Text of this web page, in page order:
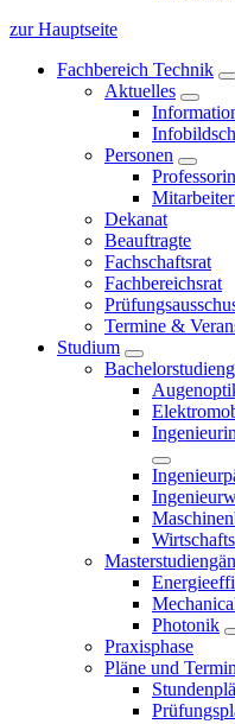
zur Hauptseite
Fachbereich Technik
Aktuelles
Personen
Dekanat
Beauftragte
Fachschaftsrat
Fachbereichsrat
Termine &
Studium
Photonik
Praxisphase
Pläne und